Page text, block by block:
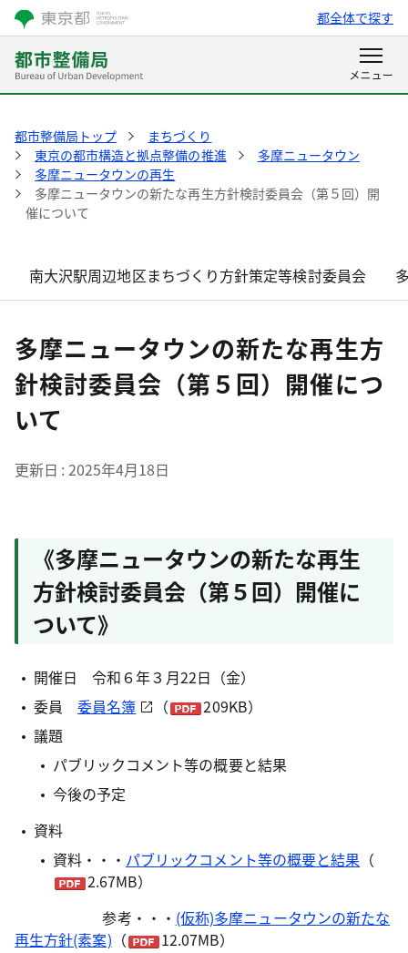
都全体で探す
都市整備局トップ
まちづくり
東京の都市構造と拠点整備の推進
多摩ニュータウン
多摩ニュータウンの再生
多摩ニュータウンの新たな再生方針検討委員会（第５回）開
催について
南大沢駅周辺地区まちづくり方針策定等検討委員会
多摩ニュータウンの新たな再生方
針検討委員会（第５回）開催につ
いて
更新日 2025年4月18日
《多摩ニュータウンの新たな再生
方針検討委員会（第５回）開催に
ついて》
開催日 令和６年３月22日（金）
委員委員名簿 （
209KB）
議題
パブリックコメント等の概要と結果
今後の予定
資料
資料・・・ パブリックコメント等の概要と結果 （
2.67MB）
参考・・・ (仮称)多摩ニュータウンの新たな
再生方針(素案) （
12.07MB）